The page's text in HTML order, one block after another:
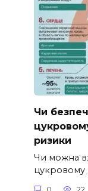
Чи
ризики
Чи можна
цукровому